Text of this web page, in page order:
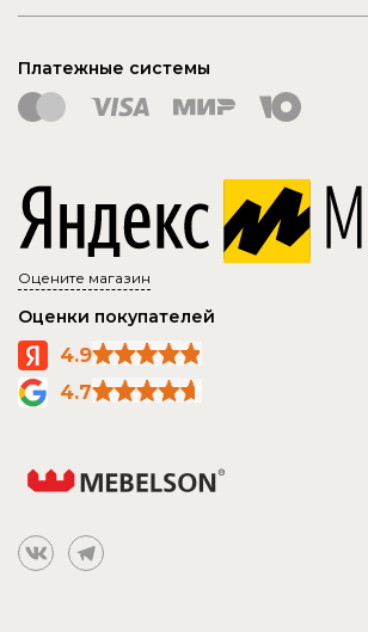
Платежные системы
Оцените магазин
Оценки покупателей
4.9
4.7